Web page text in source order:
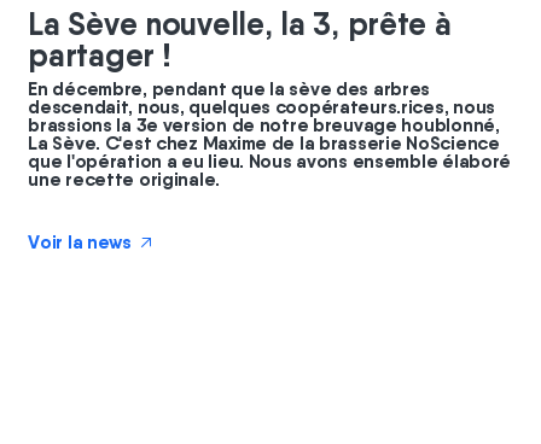
La Sève nouvelle, la 3, prête à
partager !
En décembre, pendant que la sève des arbres
descendait, nous, quelques coopérateurs.rices, nous
brassions la 3e version de notre breuvage houblonné,
La Sève. C'est chez Maxime de la brasserie NoScience
que l'opération a eu lieu. Nous avons ensemble élaboré
une recette originale.
Voir la news ↗